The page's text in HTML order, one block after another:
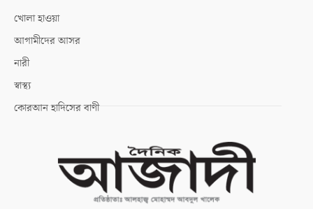
খোলা হাওয়া
আগামীদের আসর
নারী
স্বাস্থ্য
কোরআন হাদিসের বাণী